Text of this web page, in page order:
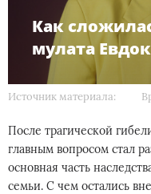
Как
мулата
Источник материала:
После трагической
главным вопросом стал
основная часть
семьи. С чем остались